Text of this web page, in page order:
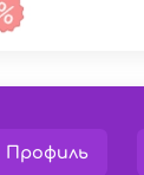
Профиль